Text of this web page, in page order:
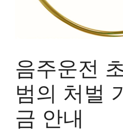
음주운전
범의 처벌
금 안내